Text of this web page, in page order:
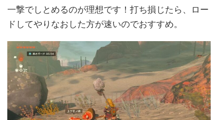
一撃でしとめるのが理想です！打ち損じたら、ロー
ドしてやりなおした方が速いのでおすすめ。